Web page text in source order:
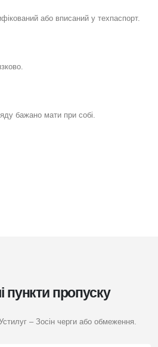
або вписаний у техпаспорт.
бажано мати при собі.
пункти пропуску
– Зосін черги або обмеження.